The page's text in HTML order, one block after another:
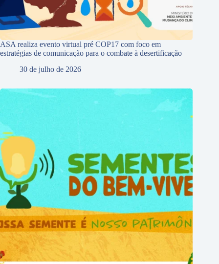
ASA realiza evento virtual pré COP17 com foco em
estratégias de comunicação para o combate à desertificação
30 de julho de 2026